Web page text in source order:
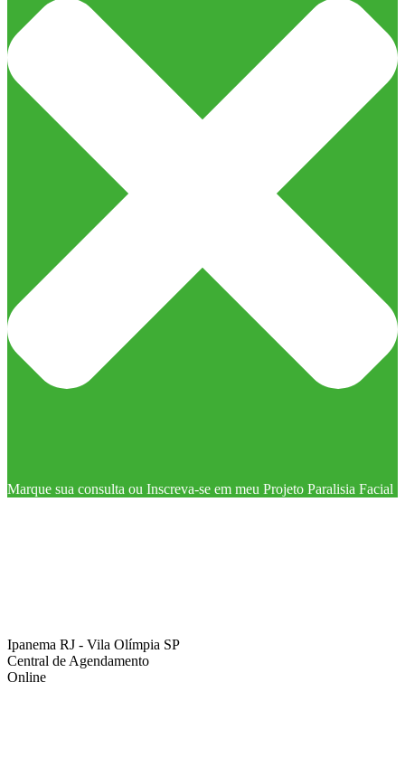
Marque sua consulta ou Inscreva-se em meu Projeto Paralisia Facial
Ipanema RJ - Vila Olímpia SP
Central de Agendamento
Online